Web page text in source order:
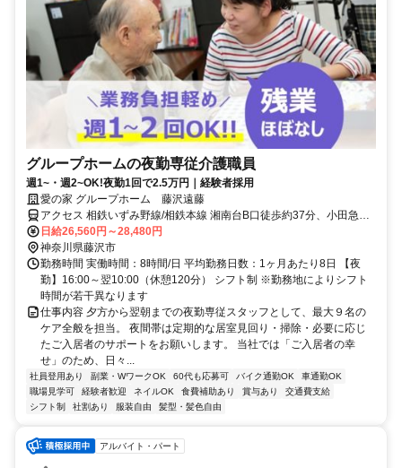
グループホームの夜勤専従介護職員
週1~・週2~OK!夜勤1回で2.5万円｜経験者採用
愛の家 グループホーム 藤沢遠藤
アクセス 相鉄いずみ野線/相鉄本線 湘南台B口徒歩約37分、小田急江
ノ島線 湘南台B口徒歩約37分、横浜市営ブルーライン 湘南台B口徒歩
約37分 神奈中バス「遠藤北原」バス停下車、徒歩5分
日給26,560円～28,480円
神奈川県藤沢市
勤務時間 実働時間：8時間/日 平均勤務日数：1ヶ月あたり8日 【夜
勤】16:00～翌10:00（休憩120分） シフト制 ※勤務地によりシフト
時間が若干異なります
仕事内容 夕方から翌朝までの夜勤専従スタッフとして、最大９名の
ケア全般を担当。 夜間帯は定期的な居室見回り・掃除・必要に応じ
たご入居者のサポートをお願いします。 当社では「ご入居者の幸
せ」のため、日々...
社員登用あり 副業・WワークOK 60代も応募可 バイク通勤OK
車通勤OK
職場見学可
経験者歓迎 ネイルOK 食費補助あり 賞与あり
交通費支給
シフト制
社割あり 服装自由 髪型・髪色自由
アルバイト・パート